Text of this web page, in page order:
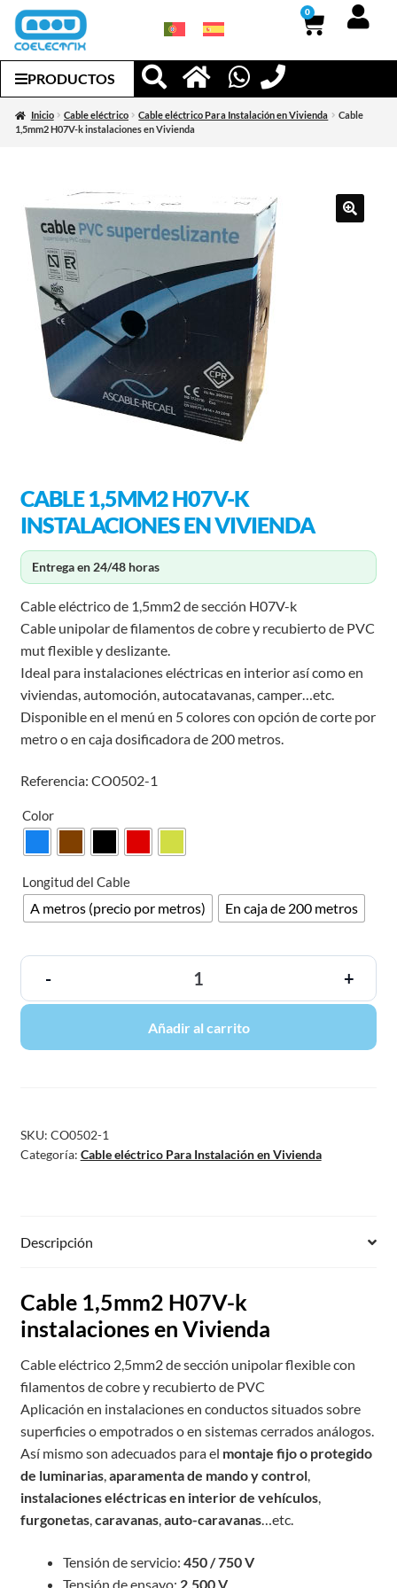
0
PRODUCTOS
Inicio Cable eléctrico Cable eléctrico Para Instalación en Vivienda
Cable
1,5mm2 H07V-k instalaciones en Vivienda
CABLE 1,5MM2 H07V-K
INSTALACIONES EN VIVIENDA
Entrega en 24/48 horas
Cable eléctrico de 1,5mm2 de sección H07V-k
Cable unipolar de filamentos de cobre y recubierto de PVC
mut flexible y deslizante.
Ideal para instalaciones eléctricas en interior así como en
viviendas, automoción, autocatavanas, camper…etc.
Disponible en el menú en 5 colores con opción de corte por
metro o en caja dosificadora de 200 metros.
Referencia: CO0502-1
Color
Longitud del Cable
A metros (precio por metros) En caja de 200 metros
- +
Añadir al carrito
SKU: CO0502-1
Categoría: Cable eléctrico Para Instalación en Vivienda
Descripción
Cable 1,5mm2 H07V-k
instalaciones en Vivienda
Cable eléctrico 2,5mm2 de sección unipolar flexible con
filamentos de cobre y recubierto de PVC
Aplicación en instalaciones en conductos situados sobre
superficies o empotrados o en sistemas cerrados análogos.
Así mismo son adecuados para el montaje fijo o protegido
de luminarias,aparamenta de mando y control,
instalaciones eléctricas en interior de vehículos,
furgonetas,caravanas,auto-caravanas…etc.
Tensión de servicio: 450 / 750 V
Tensión de ensayo: 2.500 V